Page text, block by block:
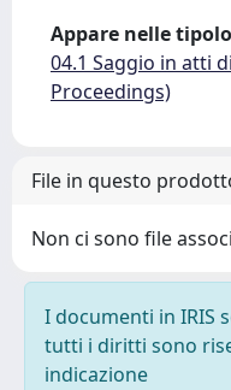
Appare nelle
04.1 Saggio in atti
Proceedings)
File in questo
Non ci sono file
I documenti in IRIS
tutti i diritti sono
indicazione